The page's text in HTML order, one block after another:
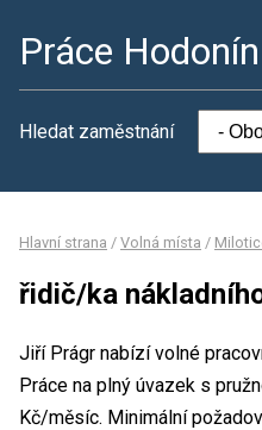
Práce Hodonín
Hledat zaměstnání
Hlavní strana / Volná místa /
řidič/ka
Jiří Prágr nabízí volné
Práce na plný úvazek s
Kč/měsíc. Minimální